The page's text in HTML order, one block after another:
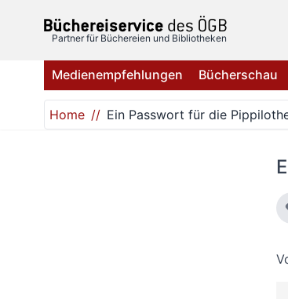
Partner für Büchereien und Bibliotheken
Medienempfehlungen Bücherschau
Home Ein Passwort für die